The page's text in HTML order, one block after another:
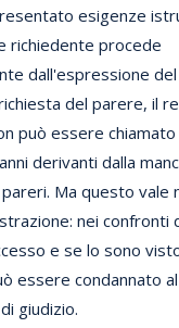
esigenze
richiedente procede
dall'espressione del
del parere, il
può essere
derivanti dalla
Ma questo vale
nei confronti
e se lo sono
essere condannato
giudizio.